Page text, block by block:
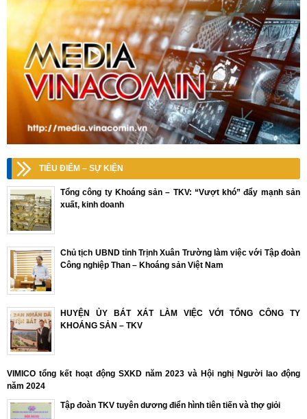
TIÊU ĐIỂM – SỰ KIỆN
Tổng công ty Khoáng sản – TKV: “Vượt khó” đẩy mạnh sản
xuất, kinh doanh
Chủ tịch UBND tỉnh Trịnh Xuân Trường làm việc với Tập đoàn
Công nghiệp Than – Khoáng sản Việt Nam
HUYỆN ỦY BÁT XÁT LÀM VIỆC VỚI TỔNG CÔNG TY
KHOÁNG SẢN – TKV
VIMICO tổng kết hoạt động SXKD năm 2023 và Hội nghị Người lao động
năm 2024
Tập đoàn TKV tuyên dương điển hình tiên tiến và thợ giỏi